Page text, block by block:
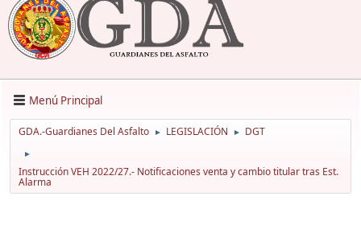
Menú Principal
GDA.-Guardianes Del Asfalto ► LEGISLACIÓN ► DGT
►
Instrucción VEH 2022/27.- Notificaciones venta y cambio titular tras Est.
Alarma